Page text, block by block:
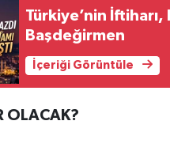
Türkiye’nin İftiharı,
Başdeğirmen
İçeriği Görüntüle
OLACAK?